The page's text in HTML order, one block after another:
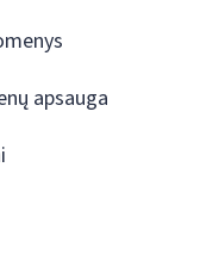
apsauga